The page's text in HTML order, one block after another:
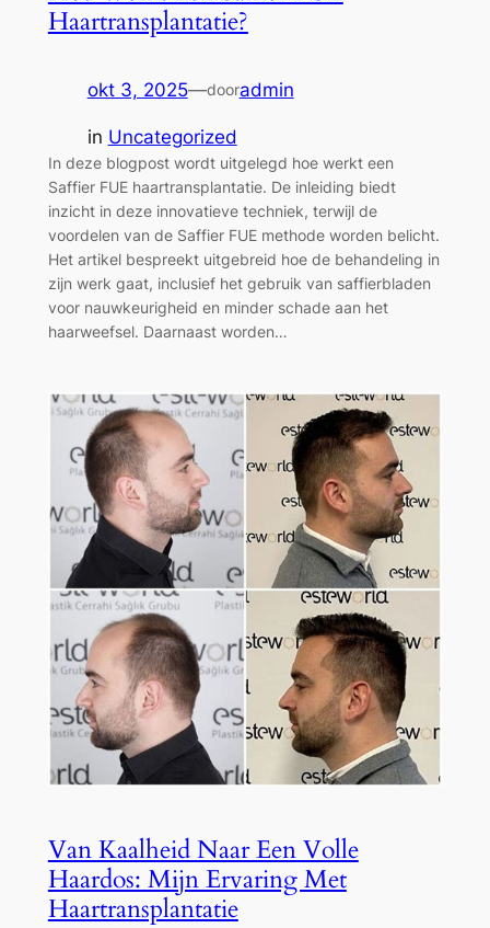
Haartransplantatie?
okt 3, 2025—dooradmin
in Uncategorized
In deze blogpost wordt uitgelegd hoe werkt een
Saffier FUE haartransplantatie. De inleiding biedt
inzicht in deze innovatieve techniek, terwijl de
voordelen van de Saffier FUE methode worden belicht.
Het artikel bespreekt uitgebreid hoe de behandeling in
zijn werk gaat, inclusief het gebruik van saffierbladen
voor nauwkeurigheid en minder schade aan het
haarweefsel. Daarnaast worden…
Van Kaalheid Naar Een Volle
Haardos: Mijn Ervaring Met
Haartransplantatie